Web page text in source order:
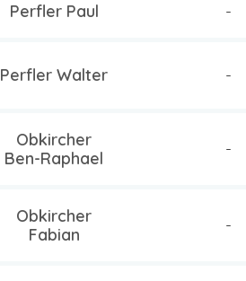
Perfler Paul -
Perfler Walter -
Obkircher
Ben-Raphael
-
Obkircher
Fabian
-